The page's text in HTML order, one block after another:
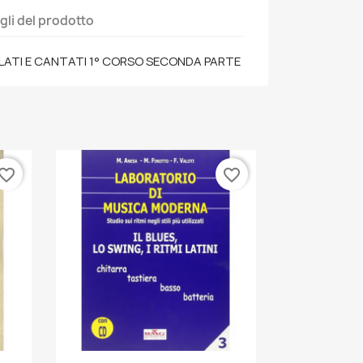
del prodotto
E CANTATI 1° CORSO SECONDA PARTE
favorite_border